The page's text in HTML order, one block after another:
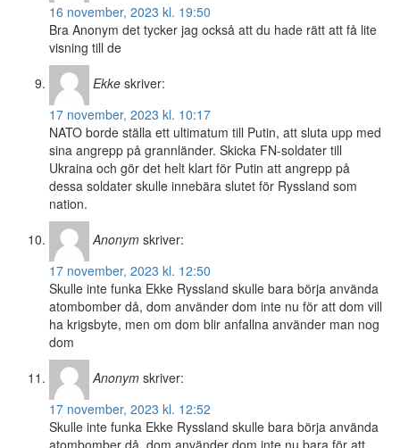
16 november, 2023 kl. 19:50
Bra Anonym det tycker jag också att du hade rätt att få lite
visning till de
Ekke skriver:
17 november, 2023 kl. 10:17
NATO borde ställa ett ultimatum till Putin, att sluta upp med
sina angrepp på grannländer. Skicka FN-soldater till
Ukraina och gör det helt klart för Putin att angrepp på
dessa soldater skulle innebära slutet för Ryssland som
nation.
Anonym skriver:
17 november, 2023 kl. 12:50
Skulle inte funka Ekke Ryssland skulle bara börja använda
atombomber då, dom använder dom inte nu för att dom vill
ha krigsbyte, men om dom blir anfallna använder man nog
dom
Anonym skriver:
17 november, 2023 kl. 12:52
Skulle inte funka Ekke Ryssland skulle bara börja använda